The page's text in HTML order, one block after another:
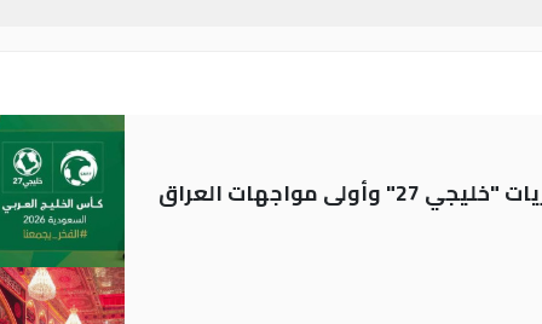
مواجهات العراق